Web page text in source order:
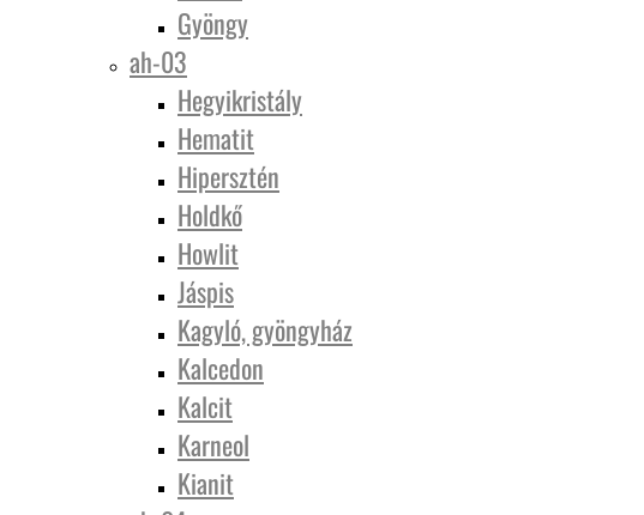
Gyöngy
ah-03
Hegyikristály
Hematit
Hipersztén
Holdkő
Howlit
Jáspis
Kagyló, gyöngyház
Kalcedon
Kalcit
Karneol
Kianit